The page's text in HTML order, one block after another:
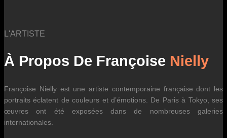
L'ARTISTE
À Propos De Françoise Nielly
Françoise Nielly est une artiste contemporaine française dont les
portraits éclatent de couleurs et d’émotions. De Paris à Tokyo, ses
œuvres ont été exposées dans de nombreuses galeries
internationales.